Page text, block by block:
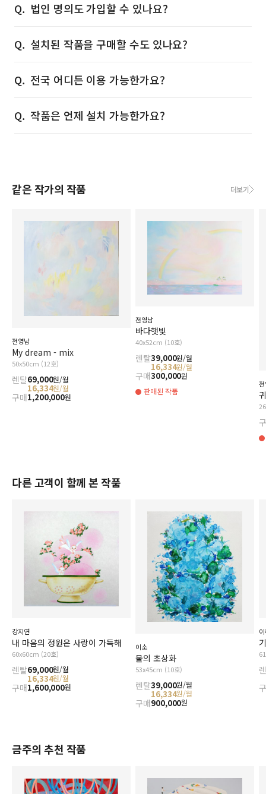
법인 명의도 가입할 수 있나요?
설치된 작품을 구매할 수도 있나요?
전국 어디든 이용 가능한가요?
작품은 언제 설치 가능한가요?
같은 작가의 작품 더보기
전영남
My dream - mix
50x50cm (12호)
렌탈69,000원/월
16,334원/월
구매1,200,000원
전영남
바다햇빛
40x52cm (10호)
렌탈39,000원/월
16,334원/월
구매300,000원
판매된 작품
다른 고객이 함께 본 작품
강지연
내 마음의 정원은 사랑이 가득해
60x60cm (20호)
렌탈69,000원/월
16,334원/월
구매1,600,000원
이소
물의 초상화
53x45cm (10호)
렌탈39,000원/월
16,334원/월
구매900,000원
금주의 추천 작품